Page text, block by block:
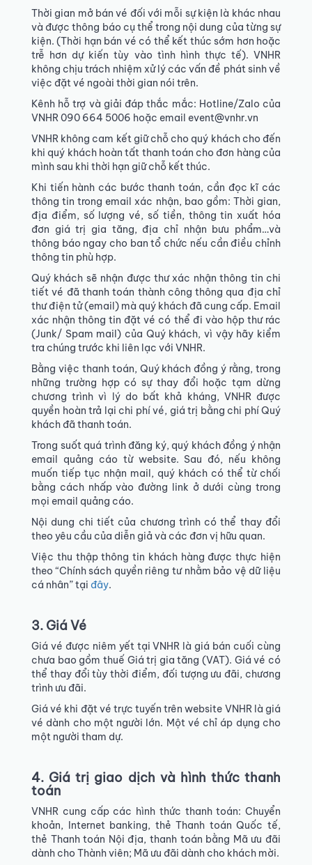
Thời gian mở bán vé đối với mỗi sự kiện là khác nhau
và được thông báo cụ thể trong nội dung của từng sự
kiện. (Thời hạn bán vé có thể kết thúc sớm hơn hoặc
trễ hơn dự kiến tùy vào tình hình thực tế). VNHR
không chịu trách nhiệm xử lý các vấn đề phát sinh về
việc đặt vé ngoài thời gian nói trên.
Kênh hỗ trợ và giải đáp thắc mắc: Hotline/Zalo của
VNHR 090 664 5006 hoặc email event@vnhr.vn
VNHR không cam kết giữ chỗ cho quý khách cho đến
khi quý khách hoàn tất thanh toán cho đơn hàng của
mình sau khi thời hạn giữ chỗ kết thúc.
Khi tiến hành các bước thanh toán, cần đọc kĩ các
thông tin trong email xác nhận, bao gồm: Thời gian,
địa điểm, số lượng vé, số tiền, thông tin xuất hóa
đơn giá trị gia tăng, địa chỉ nhận bưu phẩm…và
thông báo ngay cho ban tổ chức nếu cần điều chỉnh
thông tin phù hợp.
Quý khách sẽ nhận được thư xác nhận thông tin chi
tiết vé đã thanh toán thành công thông qua địa chỉ
thư điện tử (email) mà quý khách đã cung cấp. Email
xác nhận thông tin đặt vé có thể đi vào hộp thư rác
(Junk/ Spam mail) của Quý khách, vì vậy hãy kiểm
tra chúng trước khi liên lạc với VNHR.
Bằng việc thanh toán, Quý khách đồng ý rằng, trong
những trường hợp có sự thay đổi hoặc tạm dừng
chương trình vì lý do bất khả kháng, VNHR được
quyền hoàn trả lại chi phí vé, giá trị bằng chi phí Quý
khách đã thanh toán.
Trong suốt quá trình đăng ký, quý khách đồng ý nhận
email quảng cáo từ website. Sau đó, nếu không
muốn tiếp tục nhận mail, quý khách có thể từ chối
bằng cách nhấp vào đường link ở dưới cùng trong
mọi email quảng cáo.
Nội dung chi tiết của chương trình có thể thay đổi
theo yêu cầu của diễn giả và các đơn vị hữu quan.
Việc thu thập thông tin khách hàng được thực hiện
theo “Chính sách quyền riêng tư nhằm bảo vệ dữ liệu
cá nhân” tại đây.
3. Giá Vé
Giá vé được niêm yết tại VNHR là giá bán cuối cùng
chưa bao gồm thuế Giá trị gia tăng (VAT). Giá vé có
thể thay đổi tùy thời điểm, đối tượng ưu đãi, chương
trình ưu đãi.
Giá vé khi đặt vé trực tuyến trên website VNHR là giá
vé dành cho một người lớn. Một vé chỉ áp dụng cho
một người tham dự.
4. Giá trị giao dịch và hình thức thanh
toán
VNHR cung cấp các hình thức thanh toán: Chuyển
khoản, Internet banking, thẻ Thanh toán Quốc tế,
thẻ Thanh toán Nội địa, thanh toán bằng Mã ưu đãi
dành cho Thành viên; Mã ưu đãi dành cho khách mời.